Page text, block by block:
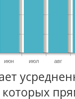
июн июл авг
которых